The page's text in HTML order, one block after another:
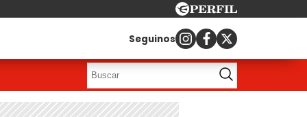
Seguinos